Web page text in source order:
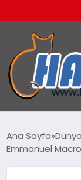
Ana Sayfa Dünya
Emmanuel